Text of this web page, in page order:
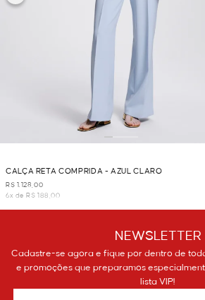
CALÇA RETA COMPRIDA - AZUL CLARO
R$ 1.128,00
6x de R$ 188,00
NEWSLETTER
Cadastre-se agora e fique por dentro de
e promoções que preparamos
lista VIP!